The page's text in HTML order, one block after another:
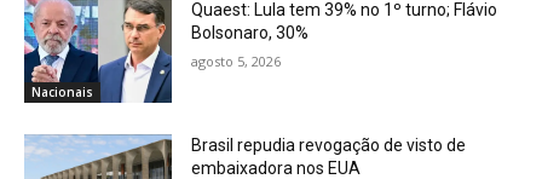
Nacionais
Quaest: Lula tem 39% no 1º turno; Flávio
Bolsonaro, 30%
agosto 5, 2026
Brasil repudia revogação de visto de
embaixadora nos EUA